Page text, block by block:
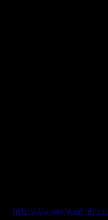
https://